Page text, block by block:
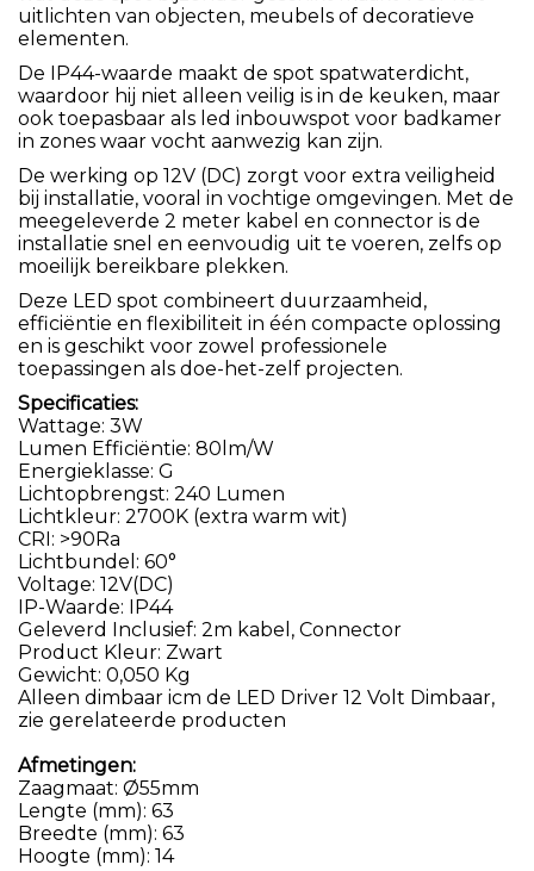
uitlichten van objecten, meubels of decoratieve
elementen.
De IP44-waarde maakt de spot spatwaterdicht,
waardoor hij niet alleen veilig is in de keuken, maar
ook toepasbaar als led inbouwspot voor badkamer
in zones waar vocht aanwezig kan zijn.
De werking op 12V (DC) zorgt voor extra veiligheid
bij installatie, vooral in vochtige omgevingen. Met de
meegeleverde 2 meter kabel en connector is de
installatie snel en eenvoudig uit te voeren, zelfs op
moeilijk bereikbare plekken.
Deze LED spot combineert duurzaamheid,
efficiëntie en flexibiliteit in één compacte oplossing
en is geschikt voor zowel professionele
toepassingen als doe-het-zelf projecten.
Specificaties:
Wattage: 3W
Lumen Efficiëntie: 80lm/W
Energieklasse: G
Lichtopbrengst: 240 Lumen
Lichtkleur: 2700K (extra warm wit)
CRI: >90Ra
Lichtbundel: 60°
Voltage: 12V(DC)
IP-Waarde: IP44
Geleverd Inclusief: 2m kabel, Connector
Product Kleur: Zwart
Gewicht: 0,050 Kg
Alleen dimbaar icm de LED Driver 12 Volt Dimbaar,
zie gerelateerde producten
Afmetingen:
Zaagmaat: Ø55mm
Lengte (mm): 63
Breedte (mm): 63
Hoogte (mm): 14